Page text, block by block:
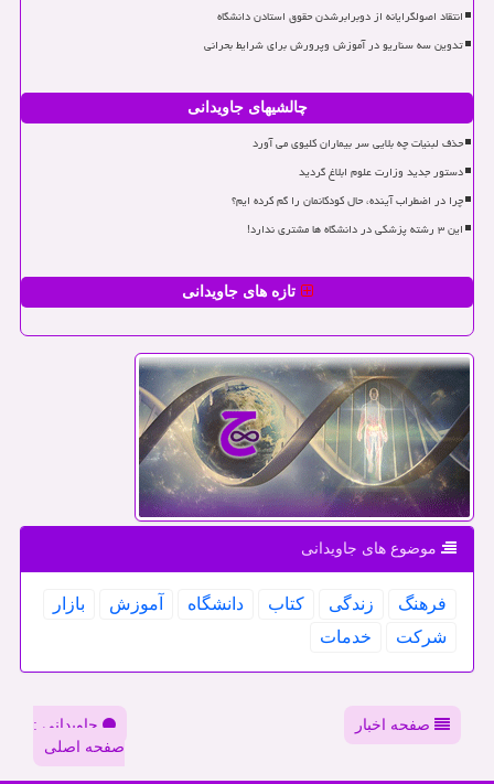
انتقاد اصولگرایانه از دوبرابرشدن حقوق استادن دانشگاه
تدوین سه سناریو در آموزش وپرورش برای شرایط بحرانی
چالشیهای جاویدانی
حذف لبنیات چه بلایی سر بیماران کلیوی می آورد
دستور جدید وزارت علوم ابلاغ گردید
چرا در اضطراب آینده، حال کودکانمان را گم کرده ایم؟
این ۳ رشته پزشکی در دانشگاه ها مشتری ندارد!
تازه های جاویدانی
موضوع های جاویدانی
فرهنگ زندگی كتاب دانشگاه آموزش
بازار
شركت
خدمات
صفحه اخبار
جاویدانی :
صفحه اصلی